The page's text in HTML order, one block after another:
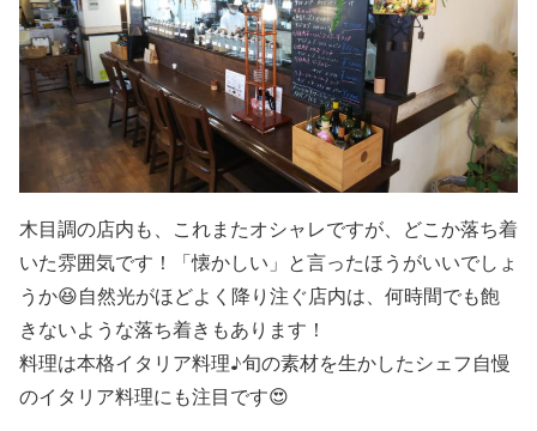
木目調の店内も、これまたオシャレですが、どこか落ち着
いた雰囲気です！「懐かしい」と言ったほうがいいでしょ
うか😆自然光がほどよく降り注ぐ店内は、何時間でも飽
きないような落ち着きもあります！
料理は本格イタリア料理♪旬の素材を生かしたシェフ自慢
のイタリア料理にも注目です😍